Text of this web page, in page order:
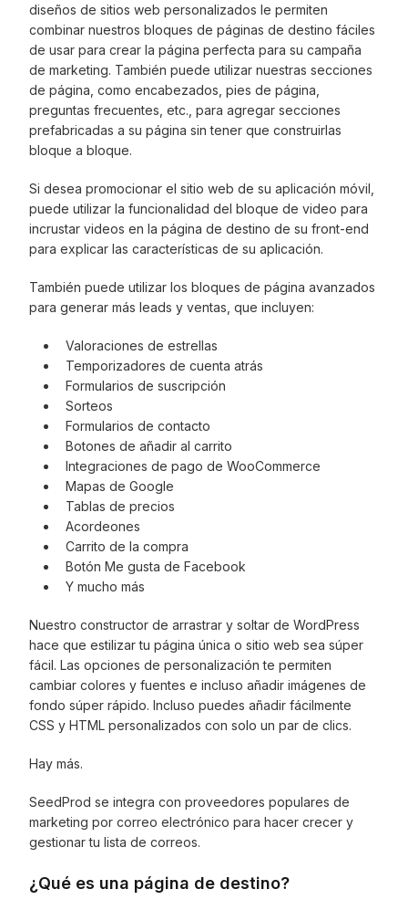
diseños de sitios web personalizados le permiten
combinar nuestros bloques de páginas de destino fáciles
de usar para crear la página perfecta para su campaña
de marketing. También puede utilizar nuestras secciones
de página, como encabezados, pies de página,
preguntas frecuentes, etc., para agregar secciones
prefabricadas a su página sin tener que construirlas
bloque a bloque.
Si desea promocionar el sitio web de su aplicación móvil,
puede utilizar la funcionalidad del bloque de video para
incrustar videos en la página de destino de su front-end
para explicar las características de su aplicación.
También puede utilizar los bloques de página avanzados
para generar más leads y ventas, que incluyen:
Valoraciones de estrellas
Temporizadores de cuenta atrás
Formularios de suscripción
Sorteos
Formularios de contacto
Botones de añadir al carrito
Integraciones de pago de WooCommerce
Mapas de Google
Tablas de precios
Acordeones
Carrito de la compra
Botón Me gusta de Facebook
Y mucho más
Nuestro constructor de arrastrar y soltar de WordPress
hace que estilizar tu página única o sitio web sea súper
fácil. Las opciones de personalización te permiten
cambiar colores y fuentes e incluso añadir imágenes de
fondo súper rápido. Incluso puedes añadir fácilmente
CSS y HTML personalizados con solo un par de clics.
Hay más.
SeedProd se integra con proveedores populares de
marketing por correo electrónico para hacer crecer y
gestionar tu lista de correos.
¿Qué es una página de destino?